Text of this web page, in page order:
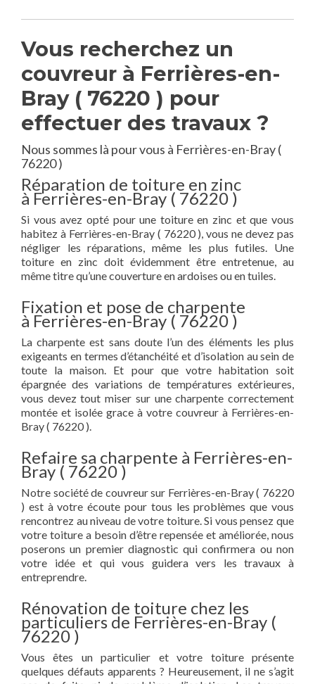
Vous recherchez un
couvreur à Ferrières-en-
Bray ( 76220 ) pour
effectuer des travaux ?
Nous sommes là pour vous à Ferrières-en-Bray (
76220 )
Réparation de toiture en zinc
à Ferrières-en-Bray ( 76220 )
Si vous avez opté pour une toiture en zinc et que vous
habitez à Ferrières-en-Bray ( 76220 ), vous ne devez pas
négliger les réparations, même les plus futiles. Une
toiture en zinc doit évidemment être entretenue, au
même titre qu’une couverture en ardoises ou en tuiles.
Fixation et pose de charpente
à Ferrières-en-Bray ( 76220 )
La charpente est sans doute l’un des éléments les plus
exigeants en termes d’étanchéité et d’isolation au sein de
toute la maison. Et pour que votre habitation soit
épargnée des variations de températures extérieures,
vous devez tout miser sur une charpente correctement
montée et isolée grace à votre couvreur à Ferrières-en-
Bray ( 76220 ).
Refaire sa charpente à Ferrières-en-
Bray ( 76220 )
Notre société de couvreur sur Ferrières-en-Bray ( 76220
) est à votre écoute pour tous les problèmes que vous
rencontrez au niveau de votre toiture. Si vous pensez que
votre toiture a besoin d’être repensée et améliorée, nous
poserons un premier diagnostic qui confirmera ou non
votre idée et qui vous guidera vers les travaux à
entreprendre.
Rénovation de toiture chez les
particuliers de Ferrières-en-Bray (
76220 )
Vous êtes un particulier et votre toiture présente
quelques défauts apparents ? Heureusement, il ne s’agit